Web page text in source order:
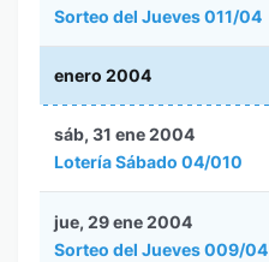
Sorteo del Jueves 011/04
enero 2004
Lotería Sábado 04/010
sáb, 31 ene 2004
Sorteo del Jueves 009/04
jue, 29 ene 2004